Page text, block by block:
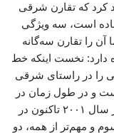
کرد که تقارن شرقی
است، سه ویژگی
آن را تقارن سه‌گانه
دارد: نخست اینکه خط
را در راستای شرقی
و در طول زمان در
نقاط مختلف زمین جابه‌جا نمی‌شود؛ بلکه از سال ۲۰۰۱ تاکنون در
سوم و مهم‌تر از همه، دو